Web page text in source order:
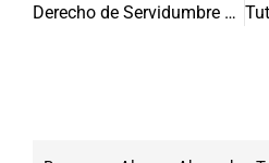
Derecho de Servidumbre en Tenerife